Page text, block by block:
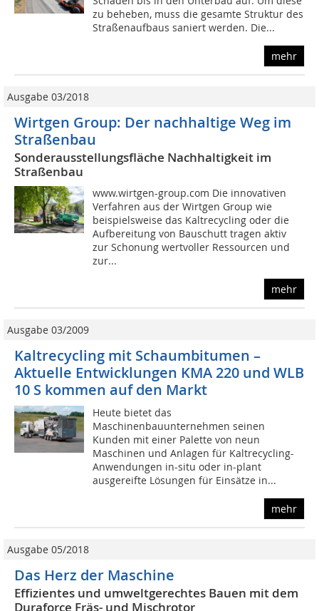
zu beheben, muss die gesamte Struktur des
Straßenaufbaus saniert werden. Die...
mehr
Ausgabe 03/2018
Wirtgen Group: Der nachhaltige Weg im
Straßenbau
Sonderausstellungsfläche Nachhaltigkeit im
Straßenbau
www.wirtgen-group.com Die innovativen
Verfahren aus der Wirtgen Group wie
beispielsweise das Kaltrecycling oder die
Aufbereitung von Bauschutt tragen aktiv
zur Schonung wertvoller Ressourcen und
zur...
mehr
Ausgabe 03/2009
Kaltrecycling mit Schaumbitumen –
Aktuelle Entwicklungen KMA 220 und WLB
10 S kommen auf den Markt
Heute bietet das
Maschinenbauunternehmen seinen
Kunden mit einer Palette von neun
Maschinen und Anlagen für Kaltrecycling-
Anwendungen in-situ oder in-plant
ausgereifte Lösungen für Einsätze in...
mehr
Ausgabe 05/2018
Das Herz der Maschine
Effizientes und umweltgerechtes Bauen mit dem
Duraforce Fräs- und Mischrotor